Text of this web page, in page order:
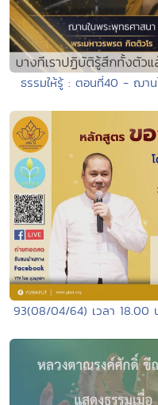
ธรรมให้รู้ : ตอนที่40 - ฌาน
93(08/04/64) เวลา 18.00